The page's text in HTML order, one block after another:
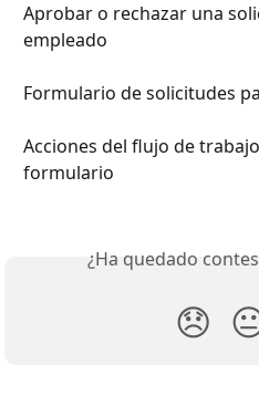
Aprobar o rechazar una
empleado
Formulario de solicitudes
Acciones del flujo de
formulario
¿Ha quedado
😞